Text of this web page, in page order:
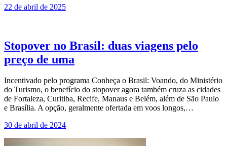
22 de abril de 2025
Stopover no Brasil: duas viagens pelo
preço de uma
Incentivado pelo programa Conheça o Brasil: Voando, do Ministério
do Turismo, o benefício do stopover agora também cruza as cidades
de Fortaleza, Curitiba, Recife, Manaus e Belém, além de São Paulo
e Brasília. A opção, geralmente ofertada em voos longos,…
30 de abril de 2024